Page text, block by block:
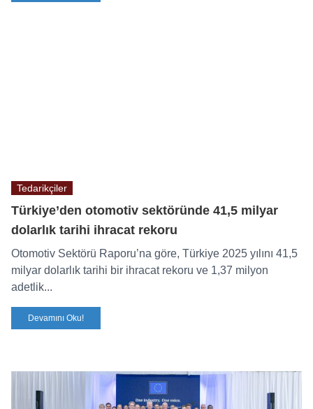
Tedarikçiler
Türkiye’den otomotiv sektöründe 41,5 milyar
dolarlık tarihi ihracat rekoru
Otomotiv Sektörü Raporu’na göre, Türkiye 2025 yılını 41,5
milyar dolarlık tarihi bir ihracat rekoru ve 1,37 milyon
adetlik...
Devamını Oku!